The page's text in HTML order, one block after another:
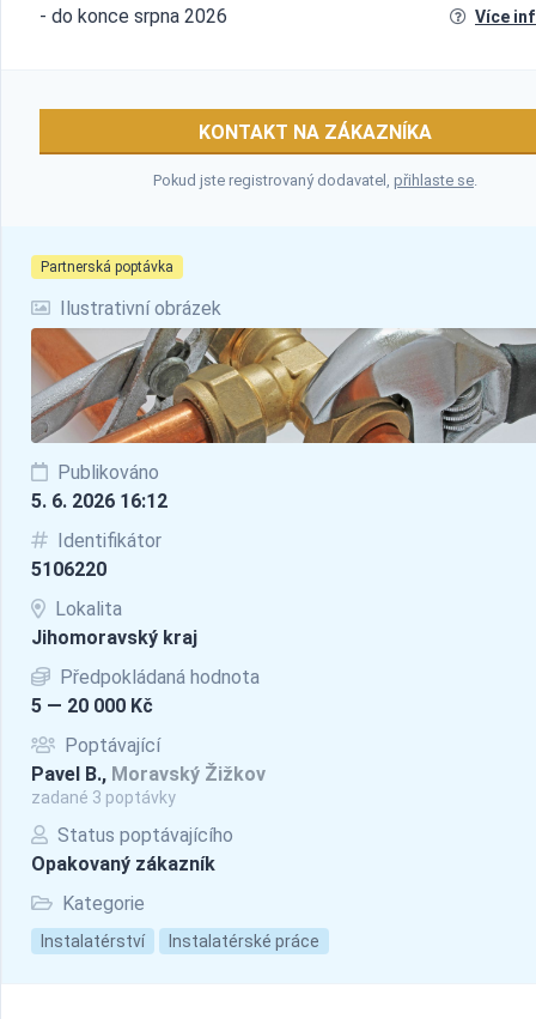
Partnerská poptávka
Ilustrativní obrázek
Publikováno
5. 6. 2026 16:12
Identifikátor
5106220
Lokalita
Jihomoravský kraj
Předpokládaná hodnota
5 — 20 000 Kč
Poptávající
Pavel B., Moravský Žižkov
zadané 3 poptávky
Status poptávajícího
Opakovaný zákazník
Kategorie
Instalatérství Instalatérské práce
- do konce srpna 2026
Více
KONTAKT NA ZÁKAZNÍKA
Pokud jste registrovaný dodavatel, přihlaste se.